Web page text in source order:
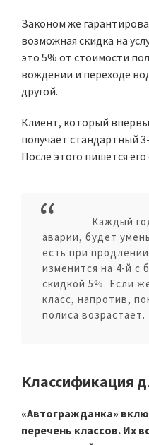
Законом же
возможная скидка на
это 5% от стоимости
вождении и переходе
другой.
Клиент, который
получает стандартный
После этого пишется
Каждый
аварии, будет
есть при
изменится на 4-й с
скидкой 5%. Если
класс, напротив,
полиса возрастает.
Классификация
«Автогражданка»
перечень классов. Их